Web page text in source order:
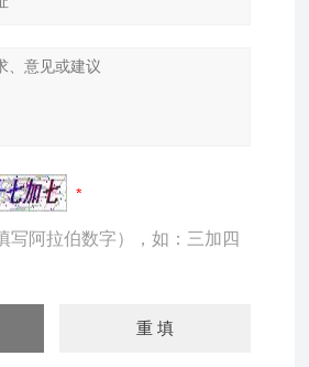
写阿拉伯数字），如：三加四